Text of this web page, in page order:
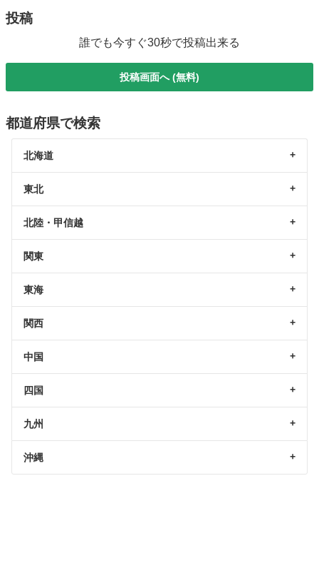
投稿
誰でも今すぐ30秒で投稿出来る
投稿画面へ (無料)
都道府県で検索
北海道
東北
北陸・甲信越
関東
東海
関西
中国
四国
九州
沖縄